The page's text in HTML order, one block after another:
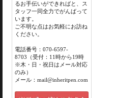
るお手伝いができればと、ス
タッフ一同全力でがんばって
います。
ご不明な点はお気軽にお訪ね
ください。
電話番号：070-6597-
8703（受付：11時から19時
※木・日・祝日はメール対応
のみ）
メール：mail@inheritpen.com